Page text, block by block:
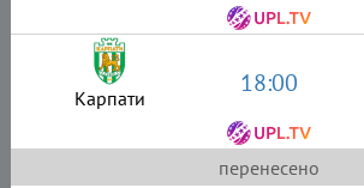
Карпати 18:00
перенесено